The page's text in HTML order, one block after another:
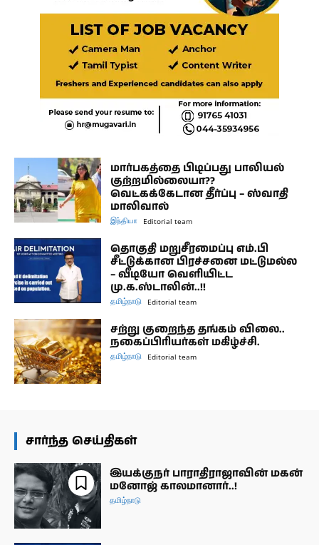
மார்பகத்தை பிடிப்பது பாலியல்
குற்றமில்லையா??
வெட்கக்கேடான தீர்ப்பு – ஸ்வாதி
மாலிவால்
இந்தியா Editorial team
தொகுதி மறுசீரமைப்பு எம்.பி
சீட்டுக்கான பிரச்சனை மட்டுமல்ல
– வீடியோ வெளியிட்ட
மு.க.ஸ்டாலின்..!!
தமிழ்நாடு Editorial team
சற்று குறைந்த தங்கம் விலை..
நகைப்பிரியர்கள் மகிழ்ச்சி.
தமிழ்நாடு Editorial team
சார்ந்த செய்திகள்
இயக்குநர் பாராதிராஜாவின் மகன்
மனோஜ் காலமானார்..!
தமிழ்நாடு